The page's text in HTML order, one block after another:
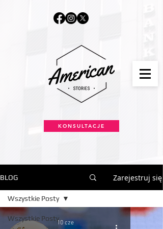
KONSULTACJE
BLOG Zarejestruj się
Wszystkie Posty
Wszystkie Posty
10 cze